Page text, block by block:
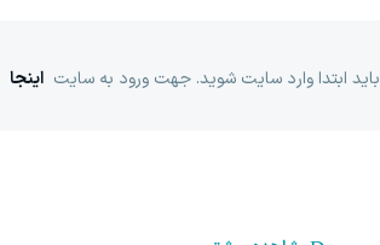
ابتدا وارد سایت شوید. جهت ورود به سایت اینجا